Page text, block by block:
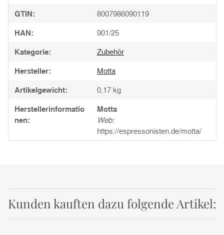
GTIN: 8007986090119
HAN: 901/25
Kategorie: Zubehör
Hersteller: Motta
Artikelgewicht: 0,17 kg
Herstellerinformatio
nen:
Motta
Web:
https://espressonisten.de/motta/
Kunden kauften dazu folgende Artikel: